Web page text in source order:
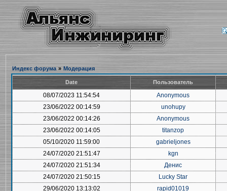
Индекс форума » Модерация
Date Пользователь
08/07/2023 11:54:54
Anonymous
23/06/2022 00:14:59
unohupy
23/06/2022 00:14:26
Anonymous
23/06/2022 00:14:05
titanzop
05/10/2020 11:59:00
gabrieljones
24/07/2020 21:51:47
kgn
24/07/2020 21:51:34
Денис
24/07/2020 21:50:15
Lucky Star
29/06/2020 13:13:02
rapid01019